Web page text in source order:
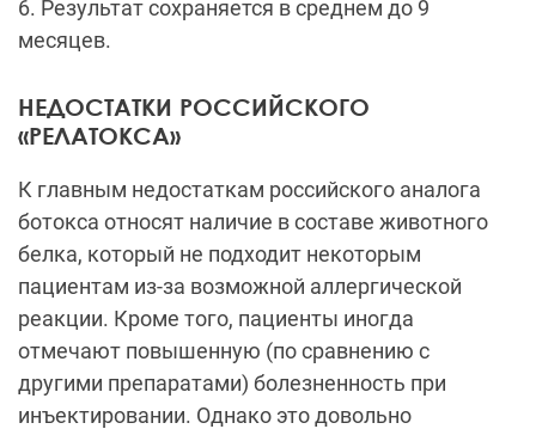
6. Результат сохраняется в среднем до 9
месяцев.
НЕДОСТАТКИ РОССИЙСКОГО
«РЕЛАТОКСА»
К главным недостаткам российского аналога
ботокса относят наличие в составе животного
белка, который не подходит некоторым
пациентам из-за возможной аллергической
реакции. Кроме того, пациенты иногда
отмечают повышенную (по сравнению с
другими препаратами) болезненность при
инъектировании. Однако это довольно